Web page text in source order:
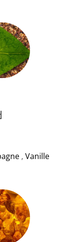
, Vanille